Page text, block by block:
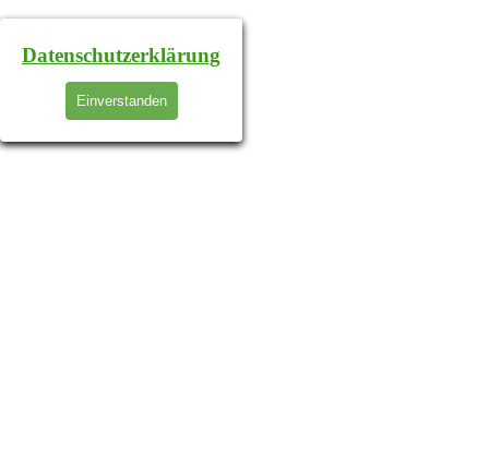
Datenschutzerklärung
Einverstanden